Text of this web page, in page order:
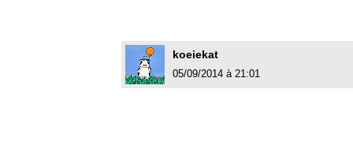
koeiekat
05/09/2014 à 21:01